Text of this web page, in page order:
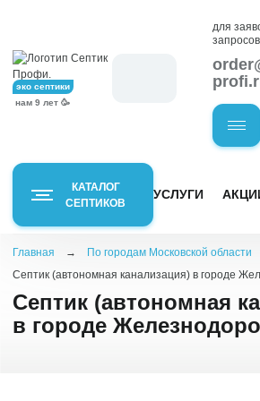
эко септики
нам 9 лет 🥳
для
запросов
КАТАЛОГ
СЕПТИКОВ
Модели
септиков
Итал
ПРОДАЖ
Назначение
Для кухни
Для бани
Кол-
1-3 чел
6-8 чел
УСЛУГИ
Главная → По городам Московской области
Септик (автономная канализация) в городе
Септик (автономная
в городе